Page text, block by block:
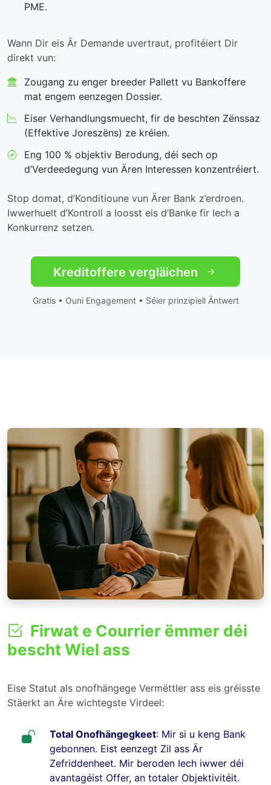
PME.
Wann Dir eis Är Demande uvertraut, profitéiert Dir
direkt vun:
Zougang zu enger breeder Pallett vu Bankoffere
mat engem eenzegen Dossier.
Eiser Verhandlungsmuecht, fir de beschten Zënssaz
(Effektive Joreszëns) ze kréien.
Eng 100 % objektiv Berodung, déi sech op
d’Verdeedegung vun Ären Interessen konzentréiert.
Stop domat, d’Konditioune vun Ärer Bank z’erdroen.
Iwwerhuelt d’Kontroll a loosst eis d’Banke fir Iech a
Konkurrenz setzen.
Kreditoffere vergläichen
Gratis • Ouni Engagement • Séier prinzipiell Äntwert
Firwat e Courrier ëmmer déi
bescht Wiel ass
Eise Statut als onofhängege Vermëttler ass eis gréisste
Stäerkt an Äre wichtegste Virdeel:
Total Onofhängegkeet: Mir si u keng Bank
gebonnen. Eist eenzegt Zil ass Är
Zefriddenheet. Mir beroden Iech iwwer déi
avantagéist Offer, an totaler Objektivitéit.